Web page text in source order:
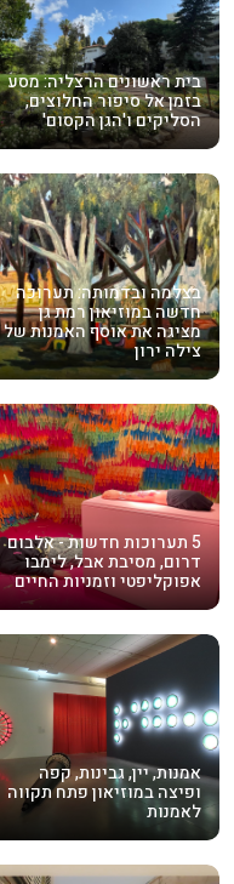
בית ראשונים הרצליה: מסע
בזמן אל סיפור החלוצים,
הסליקים ו'הגן הקסום'
בצלמה ובדמותה: תערוכה
חדשה במוזיאון רמת גן
מציגה את אוסף האמנות של
צילה ירון
5 תערוכות חדשות - אלבום
דרום, מסיבת אבל, לימבו
אפוקליפטי וזמניות החיים
אמנות, יין, גבינות, קפה
ופיצה במוזיאון פתח תקווה
לאמנות